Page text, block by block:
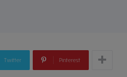
Twitter Pinterest